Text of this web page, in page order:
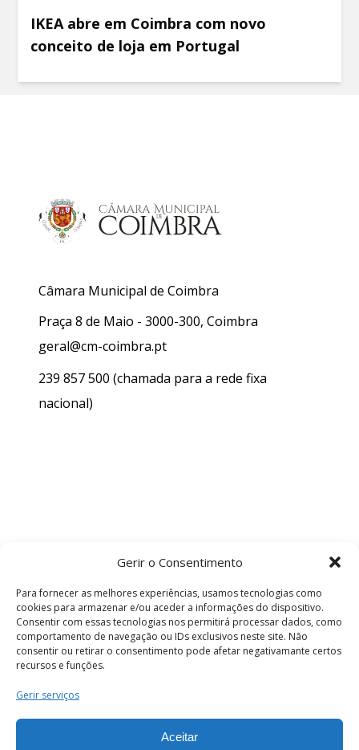
Gerir o Consentimento
Para fornecer as melhores experiências, usamos tecnologias como
cookies para armazenar e/ou aceder a informações do dispositivo.
Consentir com essas tecnologias nos permitirá processar dados, como
comportamento de navegação ou IDs exclusivos neste site. Não
consentir ou retirar o consentimento pode afetar negativamante certos
recursos e funções.
Gerir serviços
Aceitar
IKEA abre em Coimbra com novo
conceito de loja em Portugal
Câmara Municipal de Coimbra
Praça 8 de Maio - 3000-300, Coimbra
geral@cm-coimbra.pt
239 857 500 (chamada para a rede fixa
nacional)
Termos e Condições